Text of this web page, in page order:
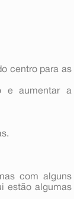
centro para as
e aumentar a
com alguns
estão algumas